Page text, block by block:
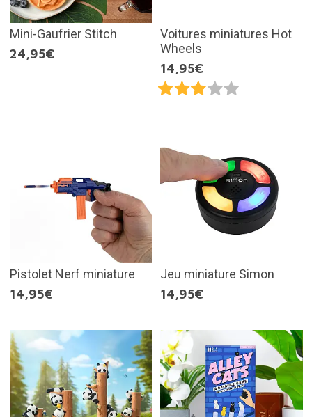
Mini-Gaufrier Stitch
24,95€
Voitures miniatures Hot
Wheels
14,95€
Pistolet Nerf miniature
14,95€
Jeu miniature Simon
14,95€